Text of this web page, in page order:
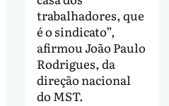
trabalhadores, que
é o sindicato”,
afirmou João Paulo
Rodrigues, da
direção nacional
do MST.